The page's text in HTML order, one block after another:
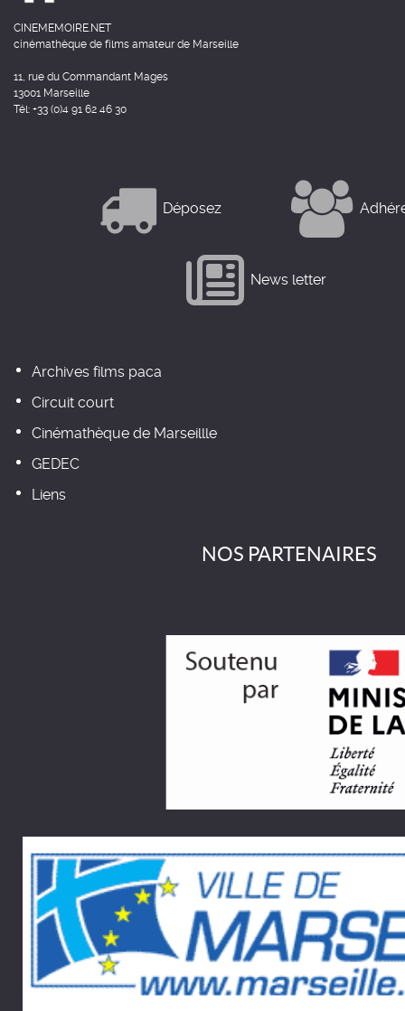
CINEMEMOIRE.NET
cinémathèque de films amateur de Marseille
11, rue du Commandant Mages
13001 Marseille
Tél: +33 (0)4 91 62 46 30
Déposez
News letter
Archives films paca
Circuit court
Cinémathèque de Marseillle
GEDEC
Liens
NOS PARTENAIRES